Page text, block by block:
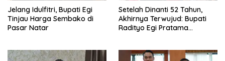
Jelang Idulfitri, Bupati Egi
Tinjau Harga Sembako di
Pasar Natar
Setelah Dinanti 52 Tahun,
Akhirnya Terwujud: Bupati
Radityo Egi Pratama